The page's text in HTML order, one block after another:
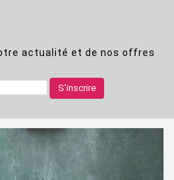
actualité et de nos offres
S'inscrire